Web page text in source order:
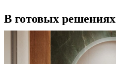
В готовых решениях